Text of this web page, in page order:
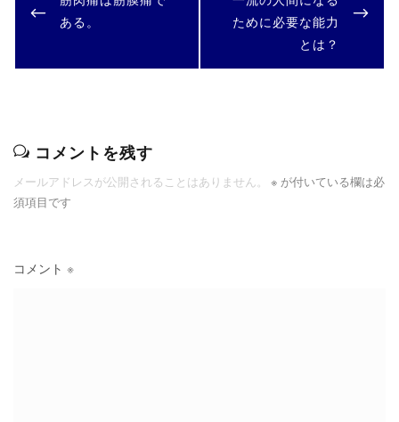
ナ
ョ
POST
ある。
POST
ために必要な能力
とは？
コメントを残す
メールアドレスが公開されることはありません。 ※ が付いている欄は必
須項目です
コメント ※